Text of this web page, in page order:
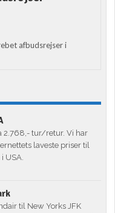
afbudsrejser i
2.768,- tur/retur. Vi har
laveste priser til
USA.
til New Yorks JFK